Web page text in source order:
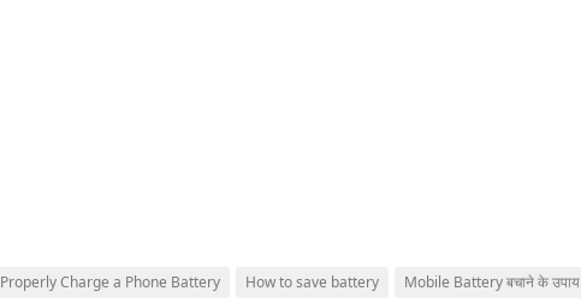
Charge a Phone Battery How to save battery
Mobile Battery बचाने के उपाय